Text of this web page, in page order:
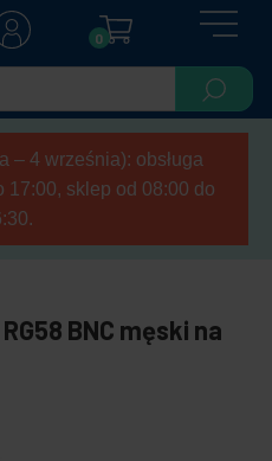
0
– 4 września): obsługa
17:00, sklep od 08:00 do
BNC męski na